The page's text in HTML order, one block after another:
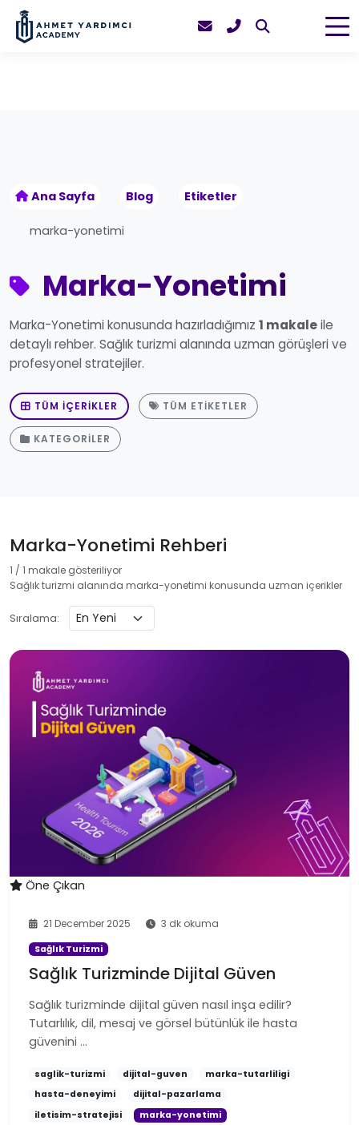
Ana Sayfa Blog Etiketler
marka-yonetimi
Marka-Yonetimi
Marka-Yonetimi konusunda hazırladığımız 1 makaleile
detaylı rehber. Sağlık turizmi alanında uzman görüşleri ve
profesyonel stratejiler.
TÜM İÇERIKLER TÜM ETIKETLER
KATEGORILER
Marka-Yonetimi Rehberi
1 / 1 makale gösteriliyor
Sağlık turizmi alanında marka-yonetimi konusunda uzman içerikler
Sıralama:
Öne Çıkan
21 December 2025 3 dk okuma
Sağlık Turizmi
Sağlık Turizminde Dijital Güven
Sağlık turizminde dijital güven nasıl inşa edilir?
Tutarlılık, dil, mesaj ve görsel bütünlük ile hasta
güvenini …
saglik-turizmi dijital-guven
marka-tutarliligi
hasta-deneyimi
dijital-pazarlama
iletisim-stratejisi
marka-yonetimi